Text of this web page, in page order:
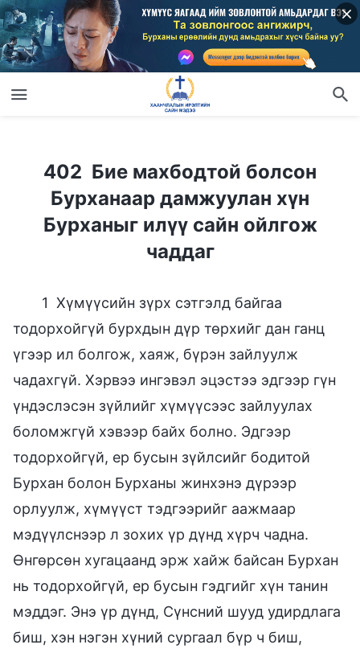
402 Бие махбодтой болсон
Бурханаар дамжуулан хүн
Бурханыг илүү сайн ойлгож
чаддаг
1 Хүмүүсийн зүрх сэтгэлд байгаа
тодорхойгүй бурхдын дүр төрхийг дан ганц
үгээр ил болгож, хаяж, бүрэн зайлуулж
чадахгүй. Хэрвээ ингэвэл эцэстээ эдгээр гүн
үндэслэсэн зүйлийг хүмүүсээс зайлуулах
боломжгүй хэвээр байх болно. Эдгээр
тодорхойгүй, ер бусын зүйлсийг бодитой
Бурхан болон Бурханы жинхэнэ дүрээр
орлуулж, хүмүүст тэдгээрийг аажмаар
мэдүүлснээр л зохих үр дүнд хүрч чадна.
Өнгөрсөн хугацаанд эрж хайж байсан Бурхан
нь тодорхойгүй, ер бусын гэдгийг хүн танин
мэддэг. Энэ үр дүнд, Сүнсний шууд удирдлага
биш, хэн нэгэн хүний сургаал бүр ч биш,